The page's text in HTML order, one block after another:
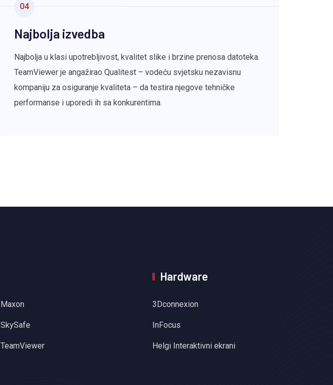
04
Najbolja izvedba
Najbolja u klasi upotrebljivost, kvalitet slike i brzine prenosa datoteka.
TeamViewer je angažirao Qualitest – vodeću svjetsku nezavisnu
kompaniju za osiguranje kvaliteta – da testira njegove tehničke
performanse i uporedi ih sa konkurentima.
Maxon
SkySafe
TeamViewer
Hardware
3Dconnexion
InFocus
Helgi Interaktivni ekrani